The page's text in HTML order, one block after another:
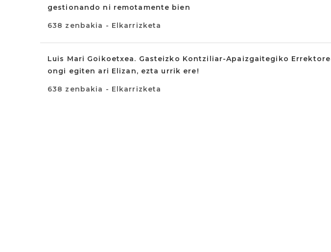
gestionando ni remotamente bien
638 zenbakia - Elkarrizketa
Luis Mari Goikoetxea. Gasteizko Kontziliar-Apaizgaitegiko
ongi egiten ari Elizan, ezta urrik ere!
638 zenbakia - Elkarrizketa